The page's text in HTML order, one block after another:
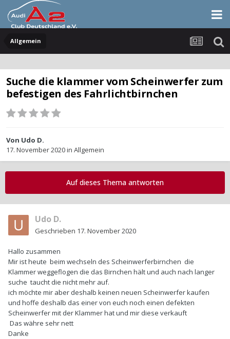
Allgemein
Suche die klammer vom Scheinwerfer zum
befestigen des Fahrlichtbirnchen
Von Udo D.
17. November 2020in Allgemein
Auf dieses Thema antworten
Udo D.
Geschrieben 17. November 2020
Hallo zusammen
Mir ist heute beim wechseln des Scheinwerferbirnchen die
Klammer weggeflogen die das Birnchen hält und auch nach langer
suche taucht die nicht mehr auf.
ich möchte mir aber deshalb keinen neuen Scheinwerfer kaufen
und hoffe deshalb das einer von euch noch einen defekten
Scheinwerfer mit der Klammer hat und mir diese verkauft
Das währe sehr nett
Danke